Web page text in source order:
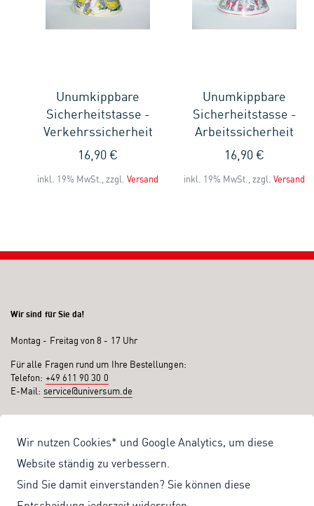
Wir nutzen Cookies* und Google Analytics, um diese
Website ständig zu verbessern.
Sind Sie damit einverstanden? Sie können diese
Unumkippbare
Sicherheitstasse -
Verkehrssicherheit
16,90 €
inkl. 19% MwSt., zzgl. Versand
Unumkippbare
Sicherheitstasse -
Arbeitssicherheit
16,90 €
inkl. 19% MwSt., zzgl. Versand
Wir sind für Sie da!
Montag - Freitag von 8 - 17 Uhr
Für alle Fragen rund um Ihre Bestellungen:
Telefon: +49 611 90 30 0
E-Mail: service@universum.de
Kostenloser Versand ab 50€ Bestellwert
Sicher Einkaufen: Rechnung, PayPal
Produktentwicklung von eigener Fachredaktion